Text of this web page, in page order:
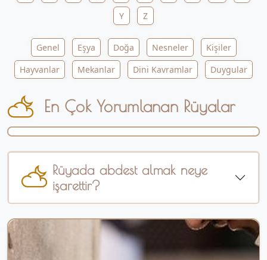
Y
Z
Genel Eşya Doğa Nesneler
Kişiler
Hayvanlar
Mekanlar Dini Kavramlar Duygular
En Çok Yorumlanan Rüyalar
Rüyada abdest almak neye
işarettir?